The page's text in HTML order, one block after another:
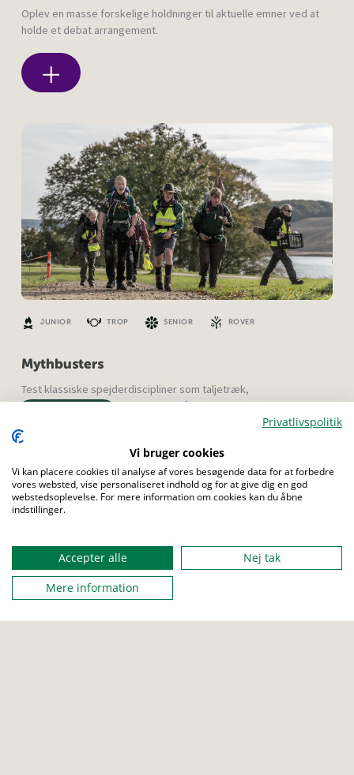
Oplev en masse forskelige holdninger til aktuelle emner ved at
holde et debat arrangement.
JUNIOR TROP SENIOR ROVER
Mythbusters
Test klassiske spejderdiscipliner som taljetræk,
afstandsbedømmelse og røgfrit bål (og lidt andet).
Privatlivspolitik
Vi bruger cookies
Vi kan placere cookies til analyse af vores besøgende data for at forbedre
vores websted, vise personaliseret indhold og for at give dig en god
webstedsoplevelse. For mere information om cookies kan du åbne
indstillinger.
Accepter alle
Nej tak
Mere information